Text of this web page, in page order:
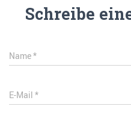
Schreibe
Name*
E-Mail *